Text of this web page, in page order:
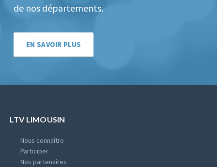
de nos départements.
EN SAVOIR PLUS
LTV LIMOUSIN
Nous connaître
Participer
Nos partenaires